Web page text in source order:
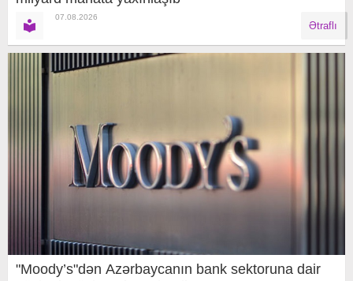
07.08.2026
Ətraflı
"Moody’s"dən Azərbaycanın bank sektoruna dair